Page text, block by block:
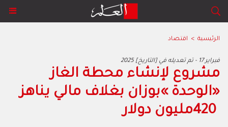
الرئيسية > اقتصاد
2025 فبراير 17 - تم تعديله في [التاريخ]
‬420‭ ‬مليون‭ ‬دولار